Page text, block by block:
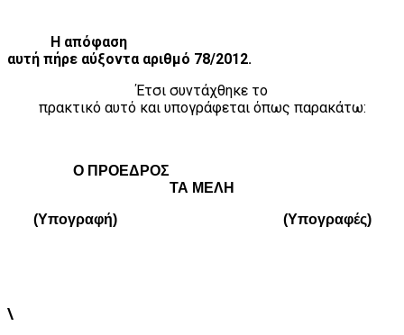
Η απόφαση
αυτή πήρε αύξοντα αριθμό 78/2012.
Έτσι συντάχθηκε το
πρακτικό αυτό και υπογράφεται όπως παρακάτω:
Ο ΠΡΟΕΔΡΟΣ
ΤΑ ΜΕΛΗ
(Υπογραφή) (Υπογραφές)
\